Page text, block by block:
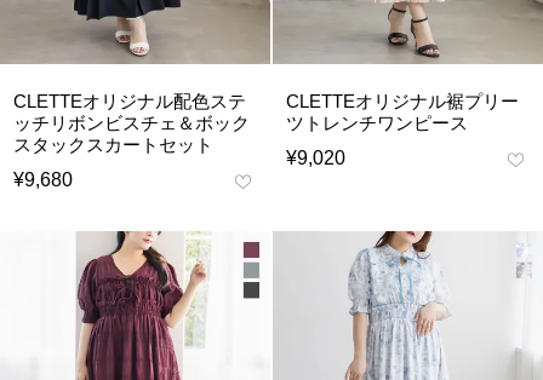
CLETTEオリジナル配色ステ
ッチリボンビスチェ＆ボック
スタックスカートセット
¥9,680
CLETTEオリジナル裾プリー
ツトレンチワンピース
¥9,020